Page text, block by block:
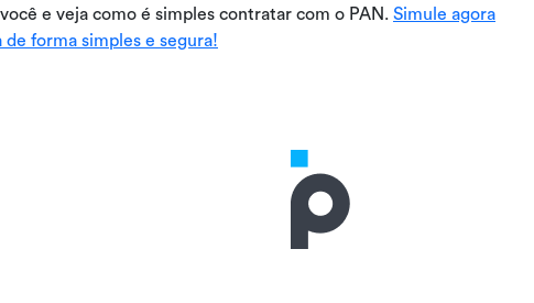
e veja como é simples contratar com o PAN. Simule agora
forma simples e segura!